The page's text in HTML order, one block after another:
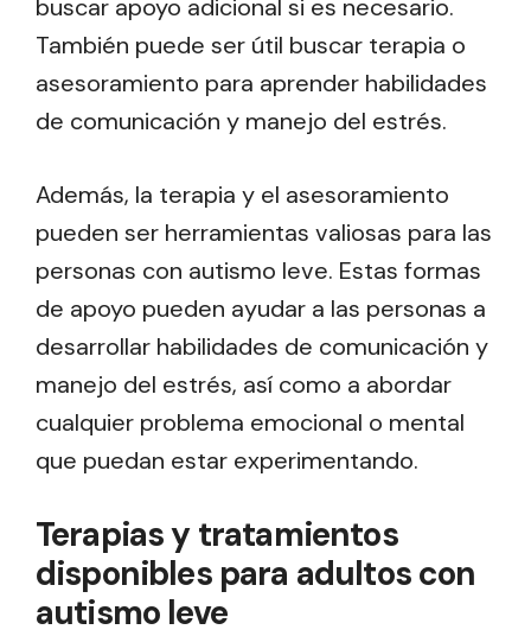
buscar apoyo adicional si es necesario.
También puede ser útil buscar terapia o
asesoramiento para aprender habilidades
de comunicación y manejo del estrés.
Además, la terapia y el asesoramiento
pueden ser herramientas valiosas para las
personas con autismo leve. Estas formas
de apoyo pueden ayudar a las personas a
desarrollar habilidades de comunicación y
manejo del estrés, así como a abordar
cualquier problema emocional o mental
que puedan estar experimentando.
Terapias y tratamientos
disponibles para adultos con
autismo leve